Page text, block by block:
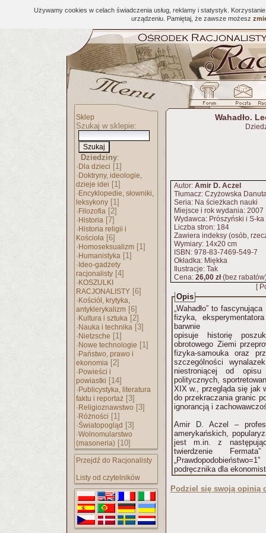
Używamy cookies w celach świadczenia usług, reklamy i statystyk.
urządzeniu. Pamiętaj, że zawsze możesz
Sklep
Szukaj w sklepie:
Dziedziny:
· Dla dzieci [1]
· Doktryny, ideologie,
dzieje idei [1]
· Encyklopedie, słowniki,
leksykony [1]
· Filozofia [2]
· Historia [7]
· Historia religii i
Kościoła [6]
· Homoseksualizm [1]
· Humanistyka [1]
· Ideo-gadżety
racjonalisty [4]
· KOSZULKI
RACJONALISTY [6]
· Kościół, krytyka,
antyklerykalizm [6]
· Kultura i sztuka [2]
· Nauka i technika [3]
· Nietzsche [1]
· Nowe technologie [1]
· Państwo, prawo i
ekonomia [2]
· Powieści i
powiastki [14]
· Publicystyka, literatura
faktu i reportaż [3]
· Religioznawstwo [3]
· Różności [1]
·Światopogląd [3]
·Wolnomularstwo
(masoneria) [10]
Przejdź do Racjonalisty
Listy od czytelników
Wahadło.
Autor: Amir D. Aczel
Tłumacz: Czyżowska
Seria: Na ścieżkach nauki
Miejsce i rok wydania: 2007
Wydawca: Prószyński i S-ka
Liczba stron: 184
Zawiera indeksy (osób,
Wymiary: 14x20 cm
ISBN: 978-83-7469-549-7
Okładka: Miękka
Ilustracje: Tak
Cena: 26,00 zł(bez
[
Opis
„Wahadło” to
fizyka,
barwnie
opisuje historię
obrotowego Ziemi
fizyka-samouka oraz
szczególności
niestroniącej od
politycznych,
XIX w., przegląda się jak
do przekraczania granic
ignorancją i
Amir D. Aczel –
amerykańskich,
jest m.in. z
twierdzenie
podręcznika dla
Podziel się swoją opinią